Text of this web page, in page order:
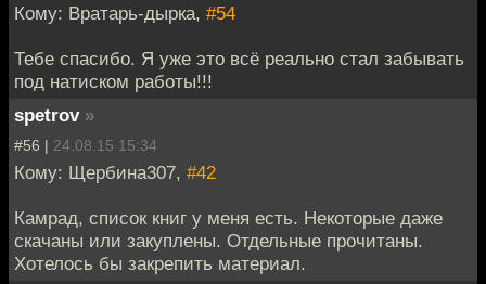
Кому: Вратарь-дырка, #54
Тебе спасибо. Я уже это всё реально стал забывать
под натиском работы!!!
spetrov »
#56 | 24.08.15 15:34
Кому: Щербина307, #42
Камрад, список книг у меня есть. Некоторые даже
скачаны или закуплены. Отдельные прочитаны.
Хотелось бы закрепить материал.